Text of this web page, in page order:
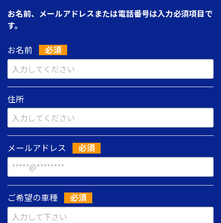
お名前、メールアドレスまたは電話番号は入力必須項目で
す。
お名前
住所
メールアドレス
ご希望の車種